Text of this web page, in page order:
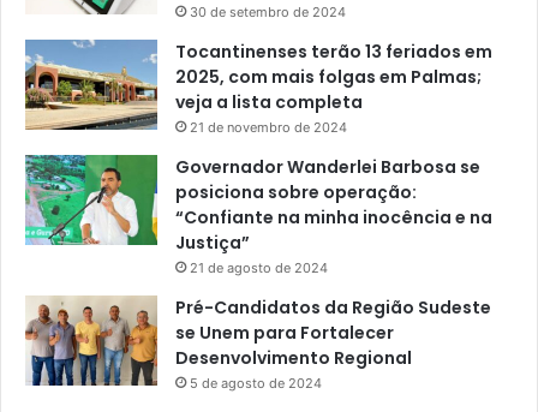
30 de setembro de 2024
Tocantinenses terão 13 feriados em
2025, com mais folgas em Palmas;
veja a lista completa
21 de novembro de 2024
Governador Wanderlei Barbosa se
posiciona sobre operação:
“Confiante na minha inocência e na
Justiça”
21 de agosto de 2024
Pré-Candidatos da Região Sudeste
se Unem para Fortalecer
Desenvolvimento Regional
5 de agosto de 2024